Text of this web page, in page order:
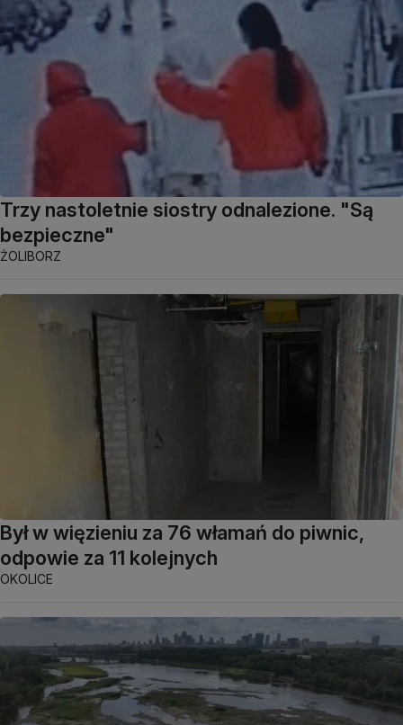
Trzy nastoletnie siostry odnalezione. "Są
bezpieczne"
ŻOLIBORZ
Był w więzieniu za 76 włamań do piwnic,
odpowie za 11 kolejnych
OKOLICE